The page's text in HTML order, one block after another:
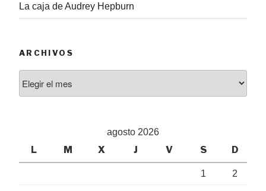
La caja de Audrey Hepburn
ARCHIVOS
agosto 2026
L M X J V S D
1 2